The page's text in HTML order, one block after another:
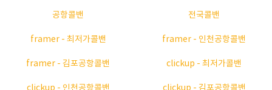
공항콜밴 전국콜밴
framer - 최저가콜밴 framer - 인천공항콜밴
framer - 김포공항콜밴 clickup - 최저가콜밴